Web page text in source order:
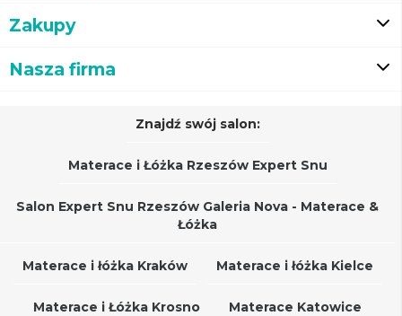
Zakupy
Nasza firma
Znajdź swój salon:
Materace i Łóżka Rzeszów Expert Snu
Salon Expert Snu Rzeszów Galeria Nova - Materace &
Łóżka
Materace i łóżka Kraków Materace i łóżka Kielce
Materace i Łóżka Krosno Materace Katowice